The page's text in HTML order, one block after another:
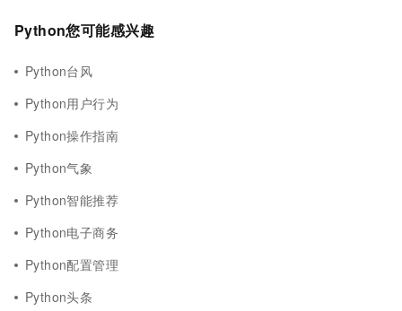
Python您可能感兴趣
Python台风
Python用户行为
Python操作指南
Python气象
Python智能推荐
Python电子商务
Python配置管理
Python头条